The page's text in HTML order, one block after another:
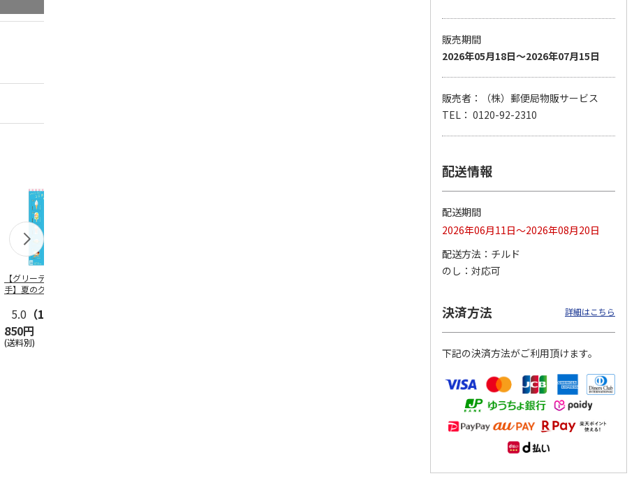
【グリーティング切
手】夏のグリーティ
5.0 （10）
850円
(送料別)
【グリーティング切
円…
4.8（11）
5,500円
4.6（7）
11,000円
販売期間
2026年05月18日～2026年07月15日
販売者：（株）郵便局物販サービス
TEL： 0120-92-2310
配送情報
配送期間
2026年06月11日～2026年08月20日
配送方法
チルド
のし
対応可
決済方法 詳細はこちら
下記の決済方法がご利用頂けます。